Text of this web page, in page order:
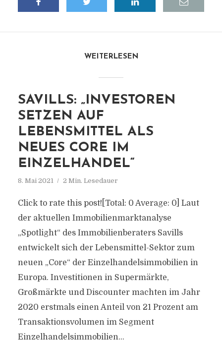
WEITERLESEN
SAVILLS: „INVESTOREN
SETZEN AUF
LEBENSMITTEL ALS
NEUES CORE IM
EINZELHANDEL“
8. Mai 2021 2 Min. Lesedauer
Click to rate this post![Total: 0 Average: 0] Laut
der aktuellen Immobilienmarktanalyse
„Spotlight“ des Immobilienberaters Savills
entwickelt sich der Lebensmittel-Sektor zum
neuen „Core“ der Einzelhandelsimmobilien in
Europa. Investitionen in Supermärkte,
Großmärkte und Discounter machten im Jahr
2020 erstmals einen Anteil von 21 Prozent am
Transaktionsvolumen im Segment
Einzelhandelsimmobilien...